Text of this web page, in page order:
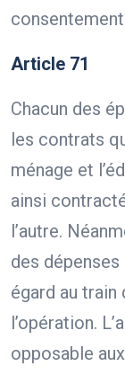
Article 71
Chacun des
les contrats
ménage et
ainsi
l’autre.
des
égard au train
l’opération.
opposable